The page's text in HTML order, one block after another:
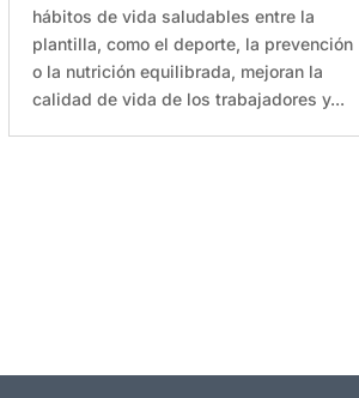
hábitos de vida saludables entre la
plantilla, como el deporte, la prevención
o la nutrición equilibrada, mejoran la
calidad de vida de los trabajadores y...